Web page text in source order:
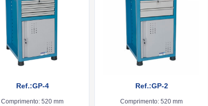
Ref.:GP-4
Comprimento: 520 mm
Ref.:GP-2
Comprimento: 520 mm